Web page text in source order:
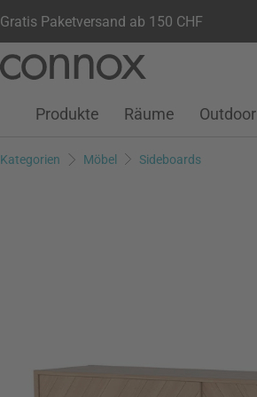
Gratis Paketversand ab 150 CHF
Seiteninhalt
Suchfeld
Kundenkonto
Wunschliste
Warenkorb
Produkte Räume Outdoor
Kategorien Möbel Sideboards